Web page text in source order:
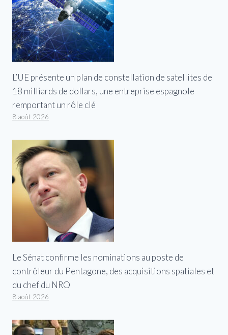
L’UE présente un plan de constellation de satellites de
18 milliards de dollars, une entreprise espagnole
remportant un rôle clé
8 août 2026
Le Sénat confirme les nominations au poste de
contrôleur du Pentagone, des acquisitions spatiales et
du chef du NRO
8 août 2026